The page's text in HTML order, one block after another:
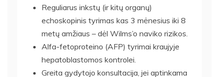
Reguliarus inkstų (ir kitų organų)
echoskopinis tyrimas kas 3 mėnesius iki 8
metų amžiaus – dėl Wilms’o naviko rizikos.
Alfa-fetoproteino (AFP) tyrimai kraujyje
hepatoblastomos kontrolei.
Greita gydytojo konsultacija, jei aptinkama